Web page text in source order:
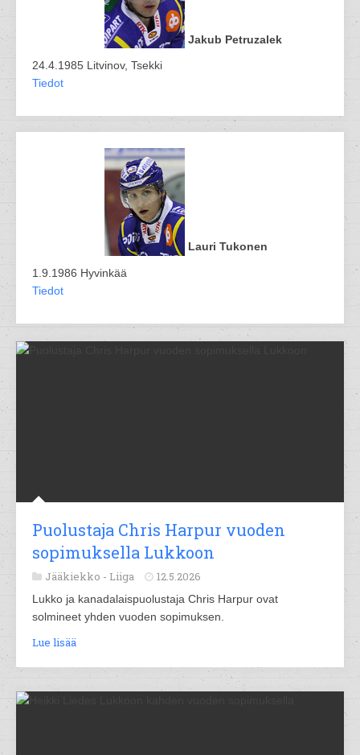
Jakub Petruzalek
24.4.1985 Litvinov, Tsekki
Tiedot
Lauri Tukonen
1.9.1986 Hyvinkää
Tiedot
Puolustaja Chris Harpur vuoden
sopimuksella Lukkoon
Jääkiekko - Liiga 12.5.2026
Lukko ja kanadalaispuolustaja Chris Harpur ovat
solmineet yhden vuoden sopimuksen.
Lue lisää